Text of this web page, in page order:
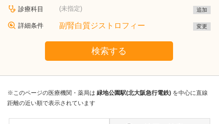
診療科目 (未指定) 追加
詳細条件 副腎白質ジストロフィー 変更
検索する
※このページの医療機関・薬局は 緑地公園駅(北大阪急行電鉄) を中心に直線
距離の近い順で表示されています